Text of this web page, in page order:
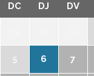
DC DJ DV
5 6 7